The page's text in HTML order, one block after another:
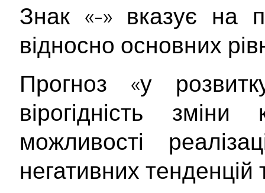
Знак «-» вказує на
відносно основних
Прогноз «у
вірогідність
можливості
негативних тенденцій